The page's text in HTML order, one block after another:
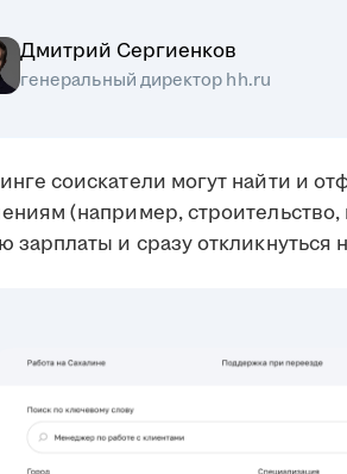
Дмитрий Сергиенков
генеральный директор hh.ru
соискатели могут найти и
(например,
зарплаты и сразу